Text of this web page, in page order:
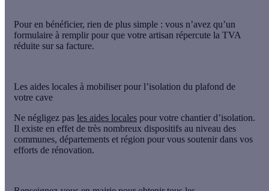
Pour en bénéficier, rien de plus simple : vous n’avez qu’un
formulaire à remplir pour que votre artisan répercute la TVA
réduite sur sa facture.
Les aides locales à mobiliser pour l’isolation du plafond de
votre cave
Ne négligez pas les aides locales pour votre chantier d’isolation.
Il existe en effet de très nombreux dispositifs au niveau des
communes, départements et région pour vous soutenir dans vos
efforts de rénovation.